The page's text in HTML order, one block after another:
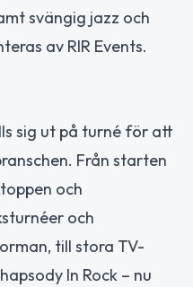
svängig jazz och
av RIR Events.
sig ut på turné för att
Från starten
och
och
till stora TV-
In Rock – nu